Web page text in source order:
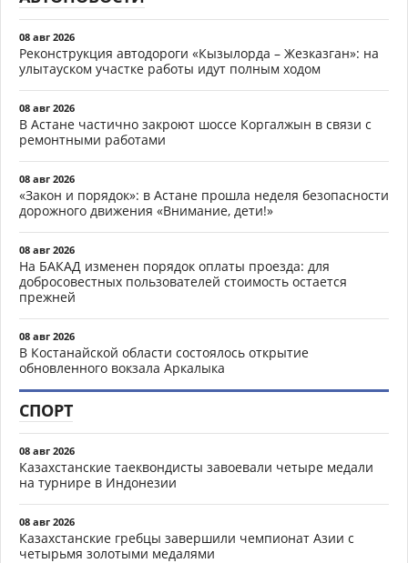
08 авг 2026
Реконструкция автодороги «Кызылорда – Жезказган»: на
улытауском участке работы идут полным ходом
08 авг 2026
В Астане частично закроют шоссе Коргалжын в связи с
ремонтными работами
08 авг 2026
«Закон и порядок»: в Астане прошла неделя безопасности
дорожного движения «Внимание, дети!»
08 авг 2026
На БАКАД изменен порядок оплаты проезда: для
добросовестных пользователей стоимость остается
прежней
08 авг 2026
В Костанайской области состоялось открытие
обновленного вокзала Аркалыка
СПОРТ
08 авг 2026
Казахстанские таеквондисты завоевали четыре медали
на турнире в Индонезии
08 авг 2026
Казахстанские гребцы завершили чемпионат Азии с
четырьмя золотыми медалями